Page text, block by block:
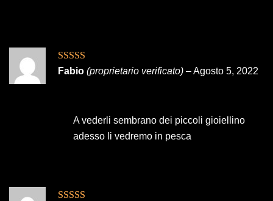
Valutato5su
Fabio (proprietario verificato) –Agosto 5, 2022
A vederli sembrano dei piccoli gioiellino
adesso li vedremo in pesca